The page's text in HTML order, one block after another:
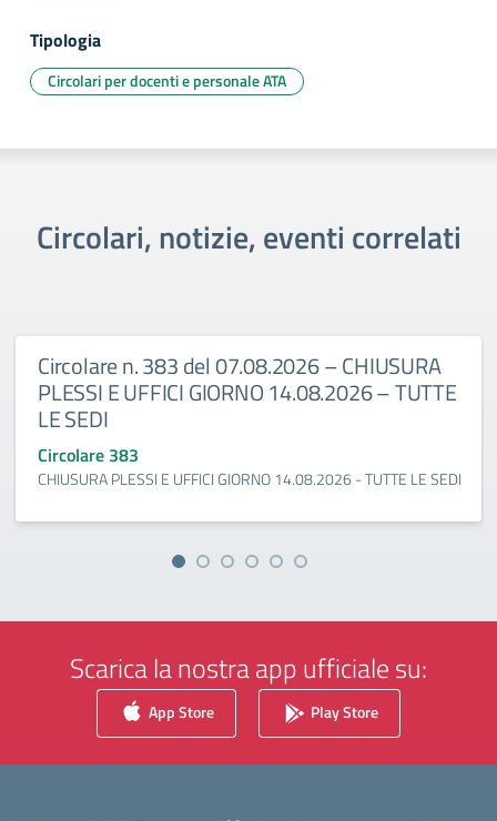
Tipologia
Circolari per docenti e personale ATA
Circolari, notizie, eventi correlati
Circolare n. 383 del 07.08.2026 – CHIUSURA
PLESSI E UFFICI GIORNO 14.08.2026 – TUTTE
LE SEDI
Circolare 383
CHIUSURA PLESSI E UFFICI GIORNO 14.08.2026 - TUTTE LE SEDI
Scarica la nostra app ufficiale su:
App Store Play Store